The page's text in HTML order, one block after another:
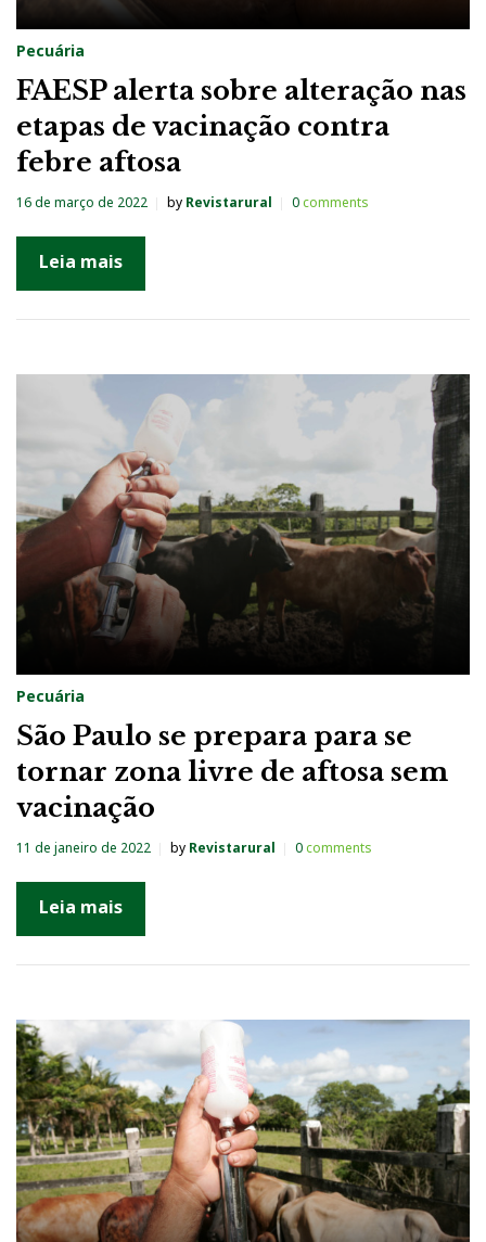
Pecuária
FAESP alerta sobre alteração nas
etapas de vacinação contra
febre aftosa
16 de março de 2022 by Revistarural 0comments
Leia mais
Pecuária
São Paulo se prepara para se
tornar zona livre de aftosa sem
vacinação
11 de janeiro de 2022 by Revistarural 0comments
Leia mais